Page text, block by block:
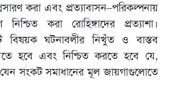
করা এবং প্রত্যাবাসন–পরিকল্পনায়
নিশ্চিত করা রোহিঙ্গাদের প্রত্যাশা।
বিষয়ক ঘটনাবলীর নিখুঁত ও বাস্তব
হবে এবং নিশ্চিত করতে হবে যে,
যেন সংকট সমাধানের মূল জায়গাগুলোতে